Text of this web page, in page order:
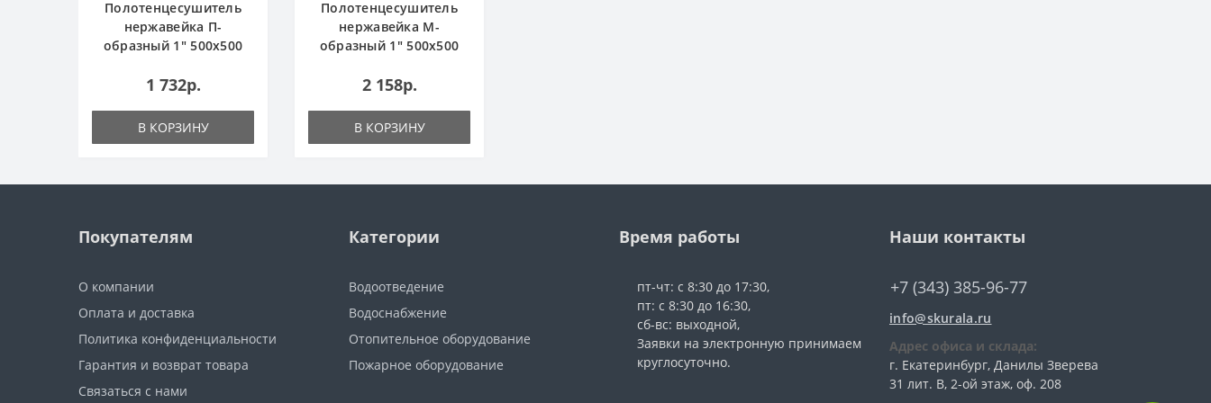
Полотенцесушитель
нержавейка П-
образный 1" 500х500
1 732р.
В КОРЗИНУ
Полотенцесушитель
нержавейка М-
образный 1" 500х500
2 158р.
В КОРЗИНУ
Покупателям
О компании
Оплата и доставка
Политика конфиденциальности
Гарантия и возврат товара
Связаться с нами
Категории
Водоотведение
Водоснабжение
Отопительное оборудование
Пожарное оборудование
Время работы
пт-чт: с 8:30 до 17:30,
пт: с 8:30 до 16:30,
сб-вс: выходной,
Заявки на электронную принимаем
круглосуточно.
Наши контакты
+7 (343) 385-96-77
info@skurala.ru
Адрес офиса и склада:
г. Екатеринбург, Данилы Зверева
31 лит. В, 2-ой этаж, оф. 208